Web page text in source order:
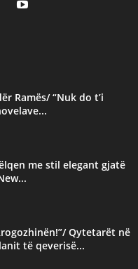
Ramës/ “Nuk do t’i
me stil elegant gjatë
Qytetarët në
të qeverisë...